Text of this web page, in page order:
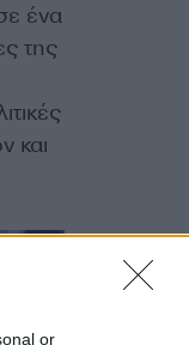
or
ένα
της
και